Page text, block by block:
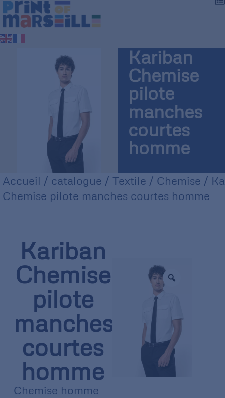
Kariban
Chemise
pilote
manches
courtes
homme
Accueil / catalogue / Textile / Chemise /
Chemise pilote manches courtes homme
Kariban
Chemise
pilote
manches
courtes
homme
Chemise homme